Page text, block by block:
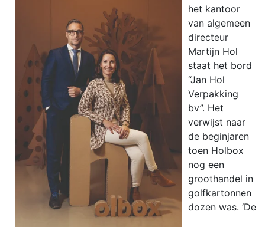
het kantoor
van algemeen
directeur
Martijn Hol
staat het bord
“Jan Hol
Verpakking
bv”. Het
verwijst naar
de beginjaren
toen Holbox
nog een
groothandel in
golfkartonnen
dozen was. ‘De